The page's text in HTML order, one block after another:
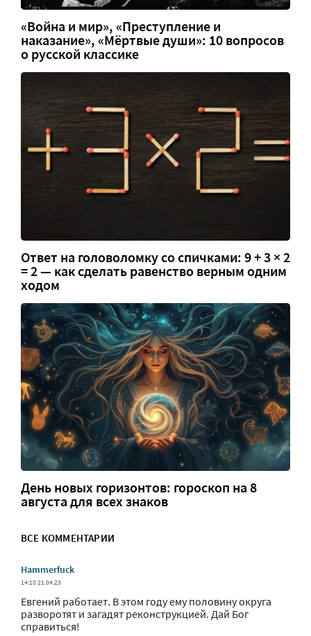
«Война и мир», «Преступление и
наказание», «Мёртвые души»: 10 вопросов
о русской классике
Ответ на головоломку со спичками: 9 + 3 × 2
= 2 — как сделать равенство верным одним
ходом
День новых горизонтов: гороскоп на 8
августа для всех знаков
ВСЕ КОММЕНТАРИИ
Hammerfuck
14:10 21.04.23
Евгений работает. В этом году ему половину округа
разворотят и загадят реконструкцией. Дай Бог
справиться!